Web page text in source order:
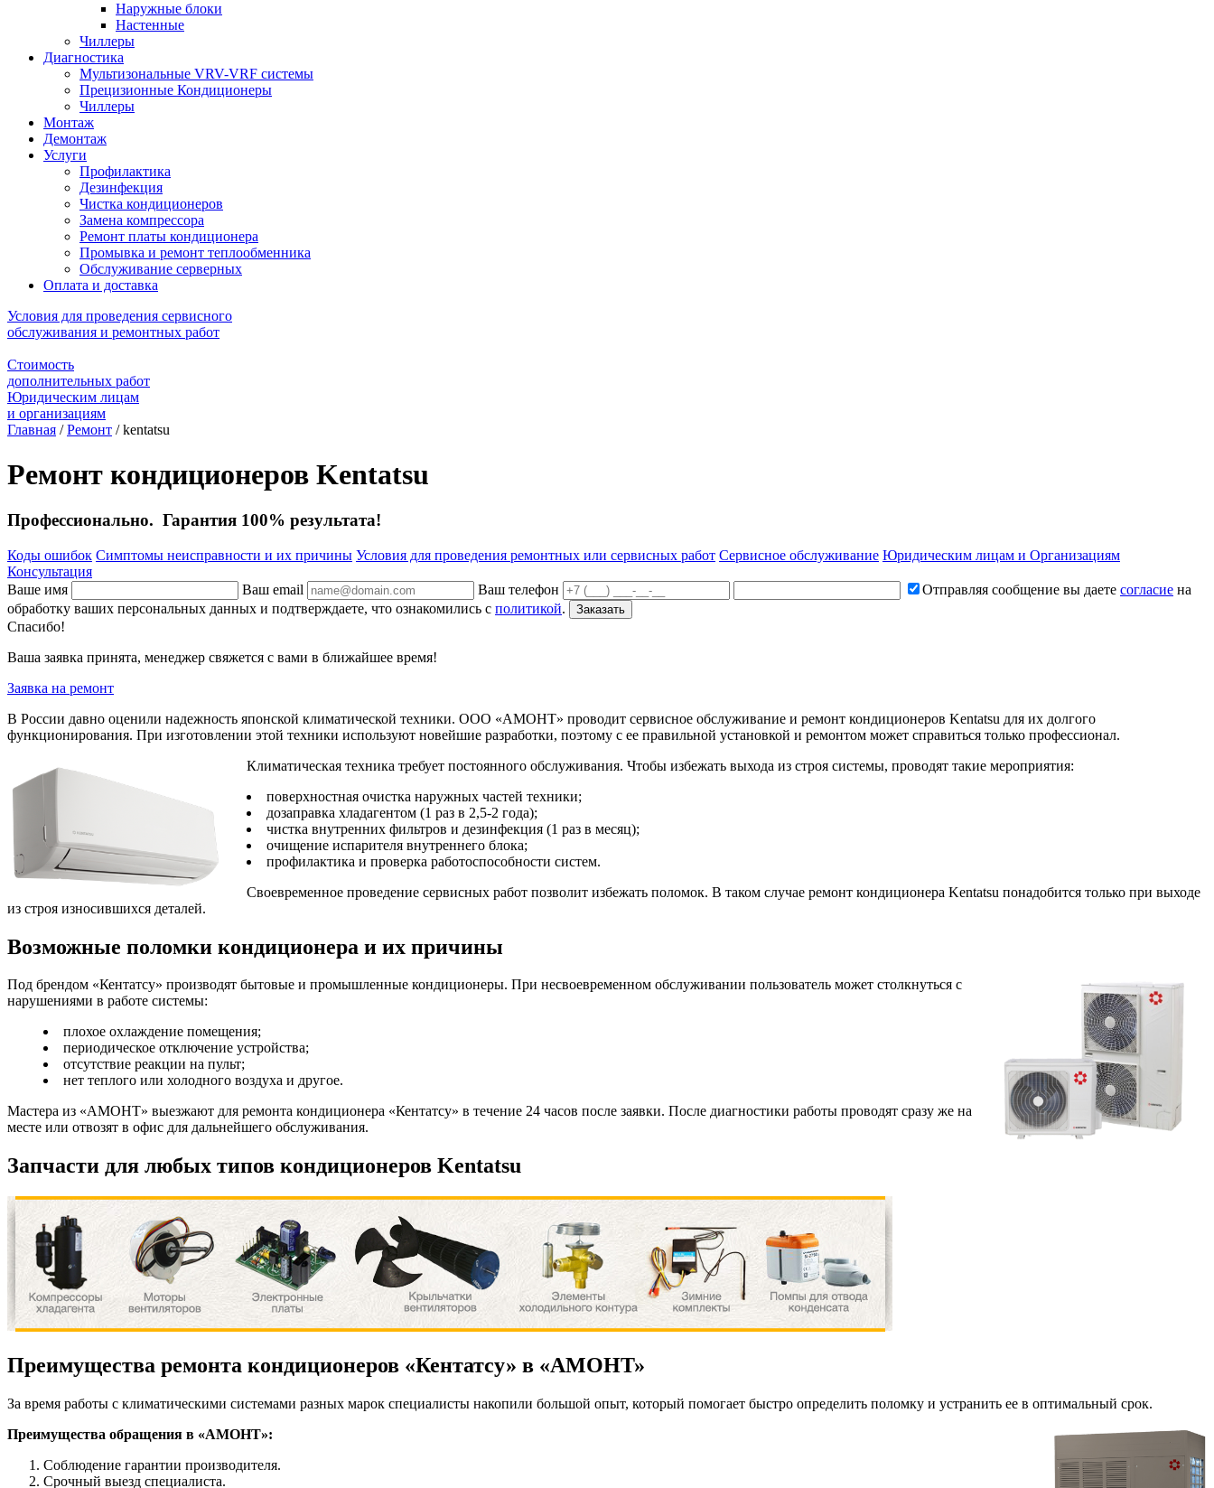
Наружные блоки
Настенные
Чиллеры
Диагностика
Мультизональные VRV-VRF системы
Прецизионные Кондиционеры
Чиллеры
Монтаж
Демонтаж
Услуги
Профилактика
Дезинфекция
Чистка кондиционеров
Замена компрессора
Ремонт платы кондиционера
Промывка и ремонт теплообменника
Обслуживание серверных
Оплата и доставка
Условия для проведения сервисного
обслуживания и ремонтных работ
Стоимость
дополнительных работ
Юридическим лицам
и организациям
Главная /Ремонт /kentatsu
Ремонт кондиционеров Kentatsu
Профессионально. Гарантия 100% результата!
Коды ошибок Симптомы неисправности и их причины Условия для проведения ремонтных или сервисных работ Сервисное обслуживание Юридическим лицам и Организациям
Консультация
Ваше имя
Ваш email Ваш телефон Отправляя сообщение вы даете согласие на
обработку ваших персональных данных и подтверждаете, что ознакомились с политикой. Заказать
Спасибо!
Ваша заявка принята, менеджер свяжется с вами в ближайшее время!
Заявка на ремонт
В России давно оценили надежность японской климатической техники. ООО «АМОНТ» проводит сервисное обслуживание и ремонт кондиционеров Kentatsu для их долгого
функционирования. При изготовлении этой техники используют новейшие разработки, поэтому с ее правильной установкой и ремонтом может справиться только профессионал.
Климатическая техника требует постоянного обслуживания. Чтобы избежать выхода из строя системы, проводят такие мероприятия:
поверхностная очистка наружных частей техники;
дозаправка хладагентом (1 раз в 2,5-2 года);
чистка внутренних фильтров и дезинфекция (1 раз в месяц);
очищение испарителя внутреннего блока;
профилактика и проверка работоспособности систем.
Своевременное проведение сервисных работ позволит избежать поломок. В таком случае ремонт кондиционера Kentatsu понадобится только при выходе
из строя износившихся деталей.
Возможные поломки кондиционера и их причины
Под брендом «Кентатсу» производят бытовые и промышленные кондиционеры. При несвоевременном обслуживании пользователь может столкнуться с
нарушениями в работе системы:
плохое охлаждение помещения;
периодическое отключение устройства;
отсутствие реакции на пульт;
нет теплого или холодного воздуха и другое.
Мастера из «АМОНТ» выезжают для ремонта кондиционера «Кентатсу» в течение 24 часов после заявки. После диагностики работы проводят сразу же на
месте или отвозят в офис для дальнейшего обслуживания.
Запчасти для любых типов кондиционеров Kentatsu
Преимущества ремонта кондиционеров «Кентатсу» в «АМОНТ»
За время работы с климатическими системами разных марок специалисты накопили большой опыт, который помогает быстро определить поломку и устранить ее в оптимальный срок.
Преимущества обращения в «АМОНТ»:
Соблюдение гарантии производителя.
Срочный выезд специалиста.